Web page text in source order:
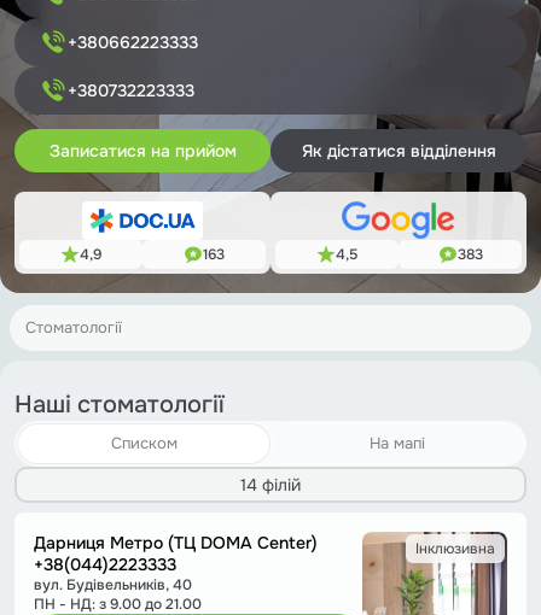
+380662223333
+380732223333
Записатися на прийом Як дістатися відділення
4,9 163 4,5 383
Стоматології
Наші стоматології
Списком На мапі
14 філій
Дарниця Метро (ТЦ DOMA Center)
+38(044)2223333
вул. Будівельників, 40
ПН - НД: з 9.00 до 21.00
Інклюзивна